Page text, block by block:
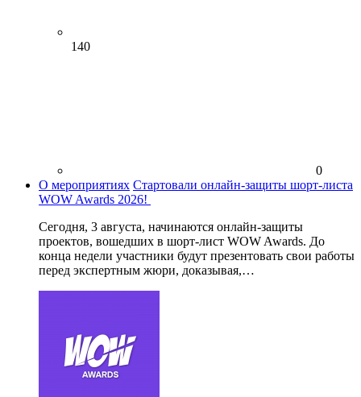
140
0
О мероприятиях Стартовали онлайн-защиты шорт-листа
WOW Awards 2026!
Сегодня, 3 августа, начинаются онлайн-защиты
проектов, вошедших в шорт-лист WOW Awards. До
конца недели участники будут презентовать свои работы
перед экспертным жюри, доказывая,…